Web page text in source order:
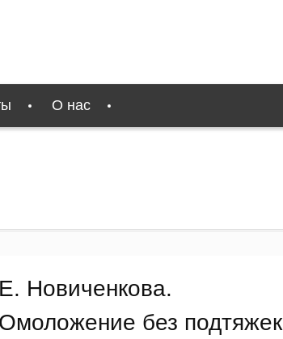
О нас
Е. Новиченкова.
Омоложение без подтяжек